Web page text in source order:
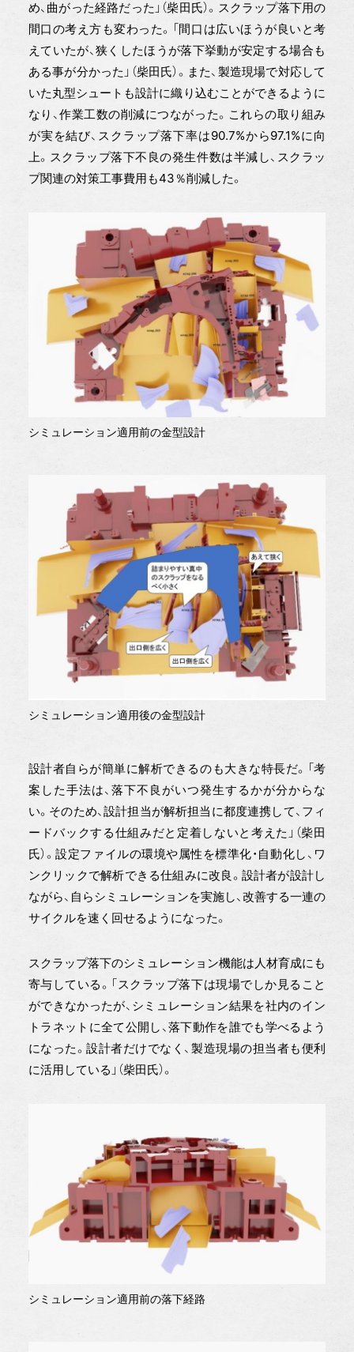
め、曲がった経路だった」（柴田氏）。スクラップ落下用の
間口の考え方も変わった。「間口は広いほうが良いと考
えていたが、狭くしたほうが落下挙動が安定する場合も
ある事が分かった」（柴田氏）。また、製造現場で対応して
いた丸型シュートも設計に織り込むことができるように
なり、作業工数の削減につながった。これらの取り組み
が実を結び、スクラップ落下率は90.7%から97.1%に向
上。スクラップ落下不良の発生件数は半減し、スクラッ
プ関連の対策工事費用も43％削減した。
シミュレーション適用前の金型設計
シミュレーション適用後の金型設計
設計者自らが簡単に解析できるのも大きな特長だ。「考
案した手法は、落下不良がいつ発生するかが分からな
い。そのため、設計担当が解析担当に都度連携して、フィ
ードバックする仕組みだと定着しないと考えた」（柴田
氏）。設定ファイルの環境や属性を標準化・自動化し、ワ
ンクリックで解析できる仕組みに改良。設計者が設計し
ながら、自らシミュレーションを実施し、改善する一連の
サイクルを速く回せるようになった。
スクラップ落下のシミュレーション機能は人材育成にも
寄与している。「スクラップ落下は現場でしか見ること
ができなかったが、シミュレーション結果を社内のイン
トラネットに全て公開し、落下動作を誰でも学べるよう
になった。設計者だけでなく、製造現場の担当者も便利
に活用している」（柴田氏）。
シミュレーション適用前の落下経路